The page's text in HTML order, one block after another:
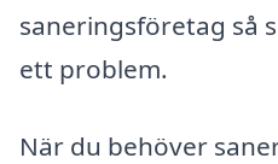
saneringsföretag så
ett problem.
När du behöver